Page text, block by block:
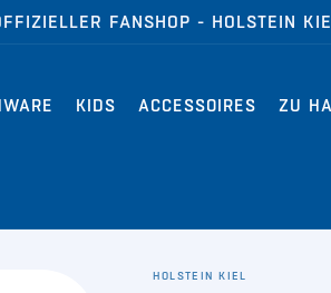
FANSHOP - HOLSTEIN
KIDS ACCESSOIRES ZU
HOLSTEIN KIEL